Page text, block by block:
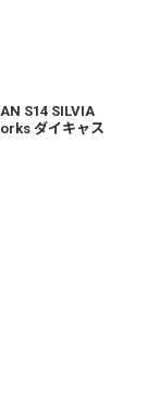
S14 SILVIA
ダイキャス